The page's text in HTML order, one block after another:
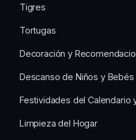
Tigres
Tortugas
Decoración y
Descanso de Niños y Bebés
Festividades del Calendario
Limpieza del Hogar